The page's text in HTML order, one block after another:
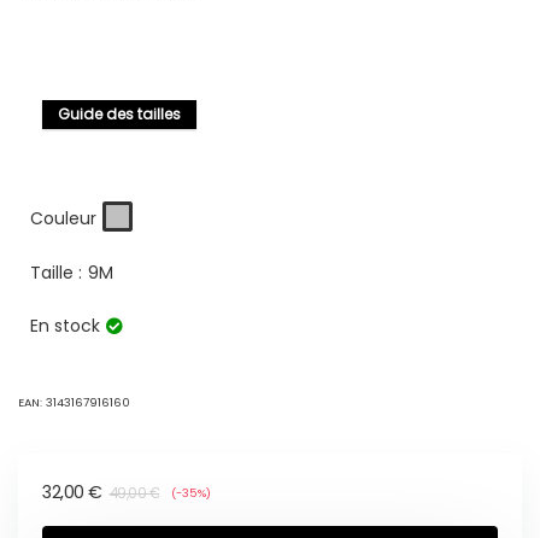
Guide des tailles
Couleur
Taille : 9M
En stock
EAN: 3143167916160
49,00€
32,00 € (-35%)